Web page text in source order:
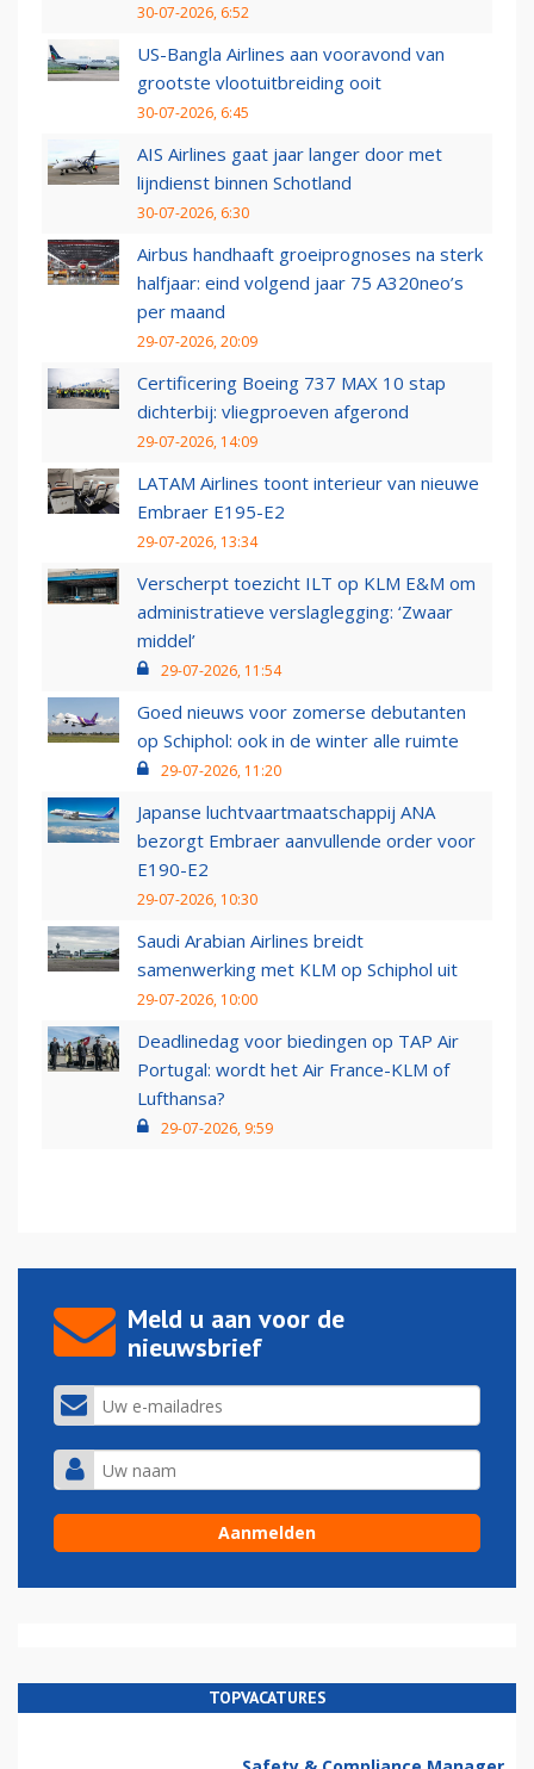
30-07-2026, 6:52
US-Bangla Airlines aan vooravond van
grootste vlootuitbreiding ooit
30-07-2026, 6:45
AIS Airlines gaat jaar langer door met
lijndienst binnen Schotland
30-07-2026, 6:30
Airbus handhaaft groeiprognoses na sterk
halfjaar: eind volgend jaar 75 A320neo’s
per maand
29-07-2026, 20:09
Certificering Boeing 737 MAX 10 stap
dichterbij: vliegproeven afgerond
29-07-2026, 14:09
LATAM Airlines toont interieur van nieuwe
Embraer E195-E2
29-07-2026, 13:34
Verscherpt toezicht ILT op KLM E&M om
administratieve verslaglegging: ‘Zwaar
middel’
29-07-2026, 11:54
Goed nieuws voor zomerse debutanten
op Schiphol: ook in de winter alle ruimte
29-07-2026, 11:20
Japanse luchtvaartmaatschappij ANA
bezorgt Embraer aanvullende order voor
E190-E2
29-07-2026, 10:30
Saudi Arabian Airlines breidt
samenwerking met KLM op Schiphol uit
29-07-2026, 10:00
Deadlinedag voor biedingen op TAP Air
Portugal: wordt het Air France-KLM of
Lufthansa?
29-07-2026, 9:59
Meld u aan voor de
nieuwsbrief
TOPVACATURES